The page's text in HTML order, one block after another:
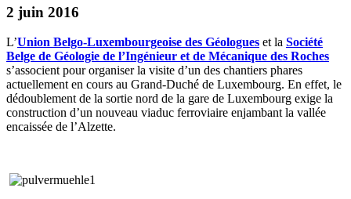
2 juin 2016
L’Union Belgo-Luxembourgeoise des Géologues et la Société
Belge de Géologie de l’Ingénieur et de Mécanique des Roches
s’associent pour organiser la visite d’un des chantiers phares
actuellement en cours au Grand-Duché de Luxembourg. En effet, le
dédoublement de la sortie nord de la gare de Luxembourg exige la
construction d’un nouveau viaduc ferroviaire enjambant la vallée
encaissée de l’Alzette.